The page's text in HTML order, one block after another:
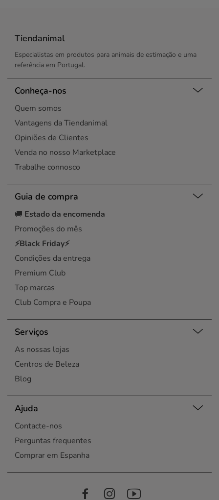
Tiendanimal
Especialistas em produtos para animais de estimação e uma
referência em Portugal.
Conheça-nos
Quem somos
Vantagens da Tiendanimal
Opiniões de Clientes
Venda no nosso Marketplace
Trabalhe connosco
Guia de compra
🚚 Estado da encomenda
Promoções do mês
⚡Black Friday⚡
Condições da entrega
Premium Club
Top marcas
Club Compra e Poupa
Serviços
As nossas lojas
Centros de Beleza
Blog
Ajuda
Contacte-nos
Perguntas frequentes
Comprar em Espanha